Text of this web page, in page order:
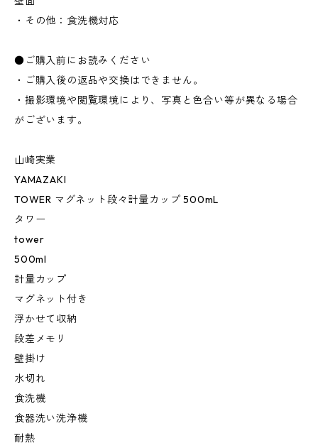
・その他：食洗機対応
●ご購入前にお読みください
・ご購入後の返品や交換はできません。
・撮影環境や閲覧環境により、写真と色合い等が異なる場合
がございます。
山崎実業
YAMAZAKI
TOWER マグネット段々計量カップ 500mL
タワー
tower
500ml
計量カップ
マグネット付き
浮かせて収納
段差メモリ
壁掛け
水切れ
食洗機
食器洗い洗浄機
耐熱